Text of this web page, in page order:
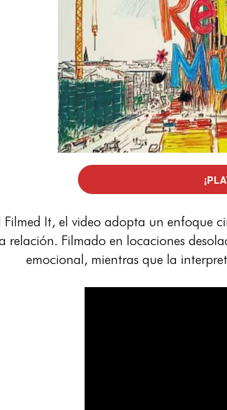
It, el video adopta un enfoque
relación. Filmado en locaciones
emocional, mientras que la